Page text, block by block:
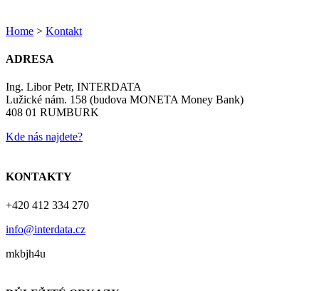
Home > Kontakt
ADRESA
Ing. Libor Petr, INTERDATA
Lužické nám. 158 (budova MONETA Money Bank)
408 01 RUMBURK
Kde nás najdete?
KONTAKTY
+420 412 334 270
info@interdata.cz
mkbjh4u